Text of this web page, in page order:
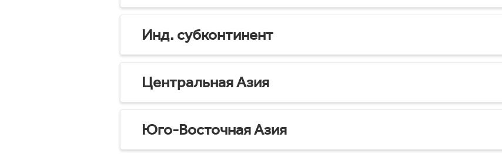
Инд. субконтинент
Центральная Азия
Юго-Восточная Азия